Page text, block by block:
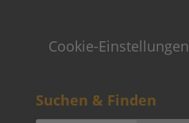
Cookie-Einstellungen
Suchen & Finden